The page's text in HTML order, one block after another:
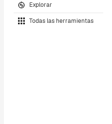
Explorar
Todas las herramientas